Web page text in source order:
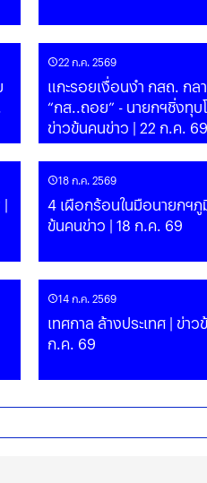
22 ก.ค. 2569
แกะรอยเงื่อนงำ กสถ. กล
“กส..ถอย” - นายกฯชิ่งทุบโ
ข่าวข้นคนข่าว | 22 ก.ค. 69
|
18 ก.ค. 2569
4 เผือกร้อนในมือนายกฯภูมิใจไ
ข้นคนข่าว | 18 ก.ค. 69
14 ก.ค. 2569
เทศกาล ล้างประเทศ | ข่า
ก.ค. 69